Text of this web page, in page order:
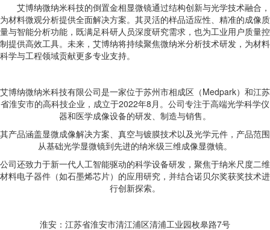
艾博纳微纳米科技的倒置金相显微镜通过结构创新与光学技术融合，
为材料微观分析提供全面解决方案。其灵活的样品适应性、精准的成像质
量与智能分析功能，既满足科研人员深度研究需求，也为工业用户质量控
制提供高效工具。未来，艾博纳将持续聚焦微纳米分析技术研发，为材料
科学与工程领域贡献更多专业支持。
艾博纳微纳米科技有限公司是一家位于苏州市相成区（Medpark）和江苏
省淮安市的高科技企业，成立于2022年8月。公司专注于高端光学科学仪
器和医学成像设备的研发、制造与销售。
其产品涵盖显微成像解决方案、真空与镀膜技术以及光学元件，产品范围
从基础光学显微镜到先进的纳米级三维成像显微镜。
公司还致力于新一代人工智能驱动的科学设备研发，聚焦于纳米尺度二维
材料电子器件（如石墨烯芯片）的应用研究，并结合诺贝尔奖获奖技术进
行创新探索。
淮安：江苏省淮安市清江浦区清浦工业园枚皋路7号